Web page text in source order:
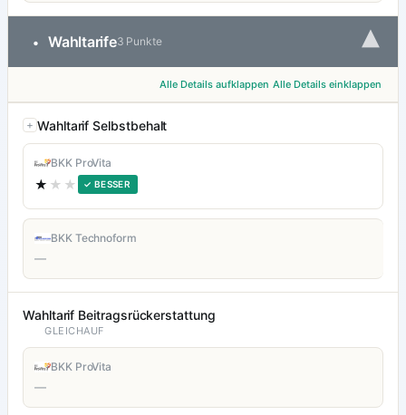
• Wahltarife3 Punkte ▾
Alle Details aufklappen Alle Details einklappen
Wahltarif Selbstbehalt
BKK ProVita
★ ★★ ✓ BESSER
BKK Technoform
—
Wahltarif Beitragsrückerstattung
GLEICHAUF
BKK ProVita
—